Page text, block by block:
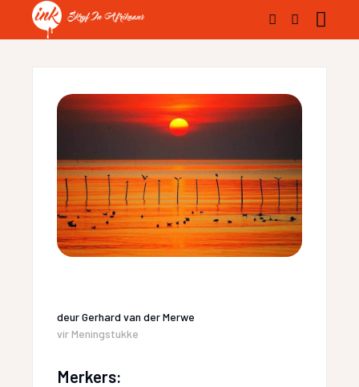
deurGerhard van der Merwe
vir Meningstukke
Merkers: